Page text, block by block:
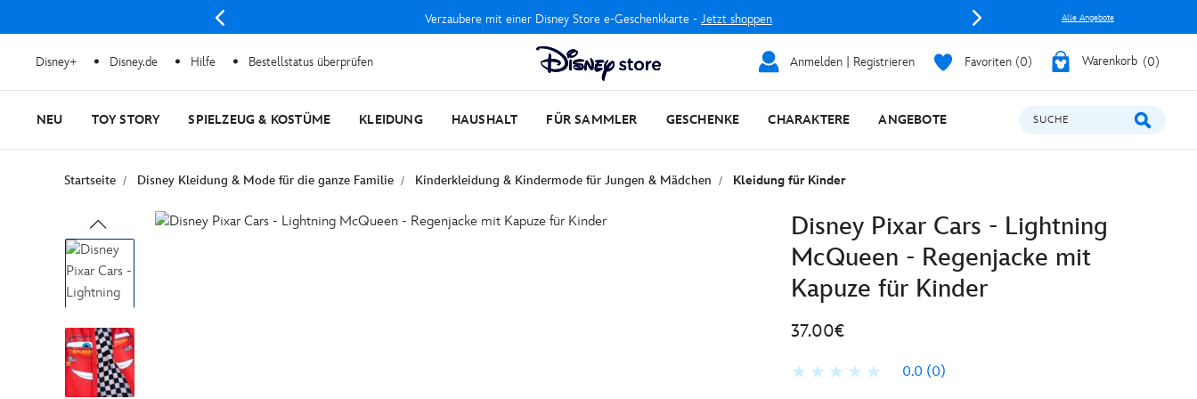
Verzaubere mit einer Disney Store e-Geschenkkarte - Jetzt shoppen Alle Angebote
Disney+ Disney.de Hilfe Bestellstatus überprüfen Anmelden | Registrieren Favoriten 0 Warenkorb 0
NEU TOY STORY SPIELZEUG & KOSTÜME KLEIDUNG HAUSHALT FÜR SAMMLER GESCHENKE CHARAKTERE ANGEBOTE SUCHE
Startseite Disney Kleidung & Mode für die ganze Familie Kinderkleidung & Kindermode für Jungen & Mädchen Kleidung für Kinder
Disney Pixar Cars - Lightning
McQueen - Regenjacke mit
Kapuze für Kinder
37.00€
0.0 (0)